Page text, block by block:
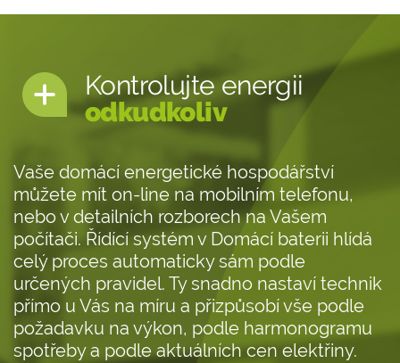
Kontrolujte energii
odkudkoliv
Vaše domácí energetické hospodářství
můžete mít on-line na mobilním telefonu,
nebo v detailních rozborech na Vašem
počítači. Řídící systém v Domácí baterii hlídá
celý proces automaticky sám podle
určených pravidel. Ty snadno nastaví technik
přímo u Vás na míru a přizpůsobí vše podle
požadavku na výkon, podle harmonogramu
spotřeby a podle aktuálních cen elektřiny.